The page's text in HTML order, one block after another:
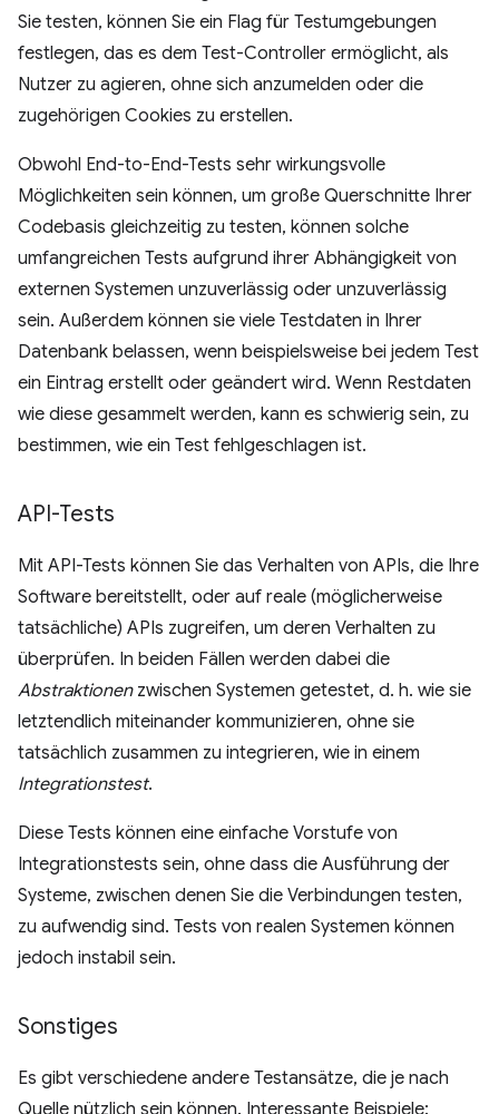
Sie testen, können Sie ein Flag für Testumgebungen
festlegen, das es dem Test-Controller ermöglicht, als
Nutzer zu agieren, ohne sich anzumelden oder die
zugehörigen Cookies zu erstellen.
Obwohl End-to-End-Tests sehr wirkungsvolle
Möglichkeiten sein können, um große Querschnitte Ihrer
Codebasis gleichzeitig zu testen, können solche
umfangreichen Tests aufgrund ihrer Abhängigkeit von
externen Systemen unzuverlässig oder unzuverlässig
sein. Außerdem können sie viele Testdaten in Ihrer
Datenbank belassen, wenn beispielsweise bei jedem Test
ein Eintrag erstellt oder geändert wird. Wenn Restdaten
wie diese gesammelt werden, kann es schwierig sein, zu
bestimmen, wie ein Test fehlgeschlagen ist.
API-Tests
Mit API-Tests können Sie das Verhalten von APIs, die Ihre
Software bereitstellt, oder auf reale (möglicherweise
tatsächliche) APIs zugreifen, um deren Verhalten zu
überprüfen. In beiden Fällen werden dabei die
Abstraktionenzwischen Systemen getestet, d. h. wie sie
letztendlich miteinander kommunizieren, ohne sie
tatsächlich zusammen zu integrieren, wie in einem
Integrationstest.
Diese Tests können eine einfache Vorstufe von
Integrationstests sein, ohne dass die Ausführung der
Systeme, zwischen denen Sie die Verbindungen testen,
zu aufwendig sind. Tests von realen Systemen können
jedoch instabil sein.
Sonstiges
Es gibt verschiedene andere Testansätze, die je nach
Quelle nützlich sein können. Interessante Beispiele: